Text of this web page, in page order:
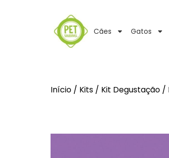
Cães Gatos
Início / Kits / Kit Degustação /